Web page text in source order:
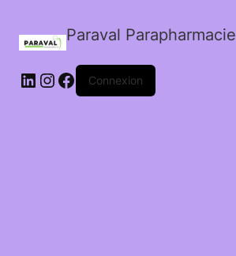
Paraval Parapharmacie
LinkedIn
Instagram
FacebookConnexion